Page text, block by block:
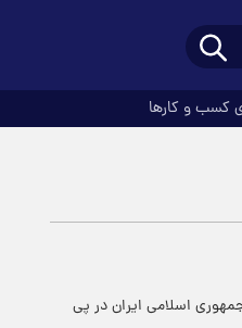
کسب و کارها
اسلامی ایران در پی